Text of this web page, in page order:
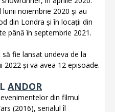
noiembrie 2020 și au
din Londra și în locații din
până în septembrie 2021.
fie lansat undeva de la
și va avea 12 episoade.
ANDOR
din filmul
(2016), serialul îl